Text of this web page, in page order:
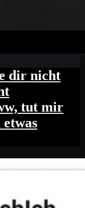
dir nicht
tut mir